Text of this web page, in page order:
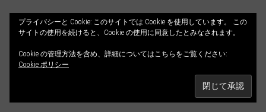
COUNSELING
ILLUSTRATIONS
CONTACT
© 2026 ALETHEIA DIALOGOS. All Rights Reserved.
プライバシーと Cookie: このサイトでは Cookie を使用しています。 この
サイトの使用を続けると、Cookie の使用に同意したとみなされます。
Cookie の管理方法を含め、詳細についてはこちらをご覧ください:
Cookie ポリシー